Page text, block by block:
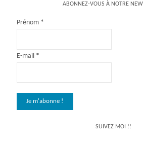
publications
ABONNEZ-VOUS À NOTRE
Prénom *
E-mail *
SUIVEZ MOI !!